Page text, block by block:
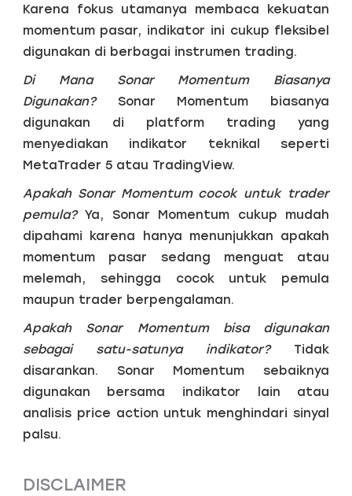
Karena fokus utamanya membaca kekuatan
momentum pasar, indikator ini cukup fleksibel
digunakan di berbagai instrumen trading.
Di Mana Sonar Momentum Biasanya
Digunakan?Sonar Momentum biasanya
digunakan di platform trading yang
menyediakan indikator teknikal seperti
MetaTrader 5 atau TradingView.
Apakah Sonar Momentum cocok untuk trader
pemula?Ya, Sonar Momentum cukup mudah
dipahami karena hanya menunjukkan apakah
momentum pasar sedang menguat atau
melemah, sehingga cocok untuk pemula
maupun trader berpengalaman.
Apakah Sonar Momentum bisa digunakan
sebagai satu-satunya indikator?Tidak
disarankan. Sonar Momentum sebaiknya
digunakan bersama indikator lain atau
analisis price action untuk menghindari sinyal
palsu.
DISCLAIMER